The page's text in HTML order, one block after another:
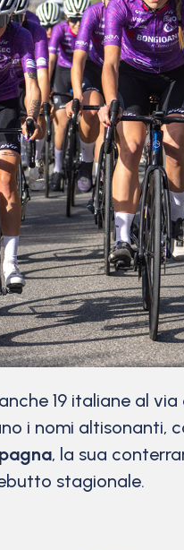
19 italiane al
i nomi altisonanti,
, la sua
stagionale.